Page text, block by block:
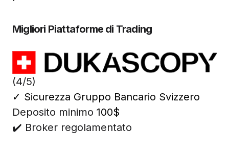
Migliori Piattaforme di Trading
(4/5)
✓ Sicurezza Gruppo Bancario Svizzero
Deposito minimo 100$
✔️ Broker regolamentato